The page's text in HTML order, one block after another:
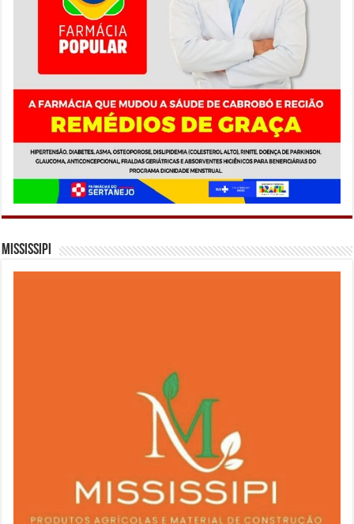
Mississipi